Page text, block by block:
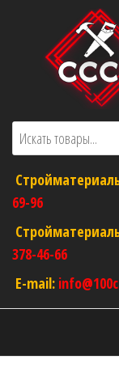
содержимому
ООО "Склад
69-96
378-46-66
E-mail: